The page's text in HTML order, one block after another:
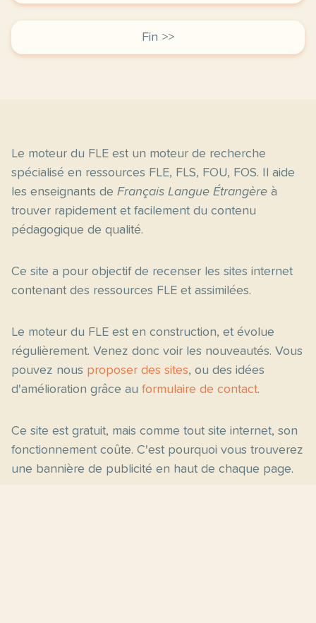
Fin >>
Le moteur du FLE est un moteur de recherche
spécialisé en ressources FLE, FLS, FOU, FOS. Il aide
les enseignants de Français Langue Étrangère à
trouver rapidement et facilement du contenu
pédagogique de qualité.
Ce site a pour objectif de recenser les sites internet
contenant des ressources FLE et assimilées.
Le moteur du FLE est en construction, et évolue
régulièrement. Venez donc voir les nouveautés. Vous
pouvez nous proposer des sites, ou des idées
d'amélioration grâce au formulaire de contact.
Ce site est gratuit, mais comme tout site internet, son
fonctionnement coûte. C'est pourquoi vous trouverez
une bannière de publicité en haut de chaque page.